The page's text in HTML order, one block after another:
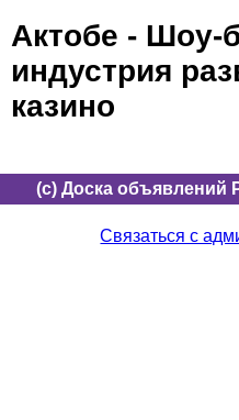
Актобе - Шоу-
индустрия
казино
(c) Доска объявлений
Связаться с